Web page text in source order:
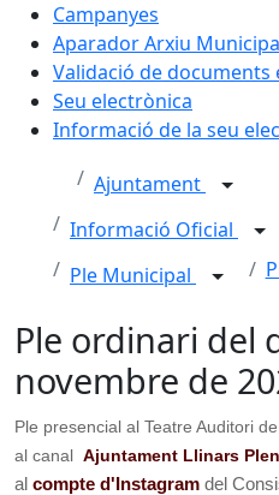
Campanyes
Aparador Arxiu
Validació de documents
Seu electrònica
Informació de la seu
Ajuntament
Informació Oficial
Ple Municipal
Ple ordinari del
novembre de
Ple presencial al Teatre Auditori
al canal Ajuntament Llinars
al compte d'Instagram del